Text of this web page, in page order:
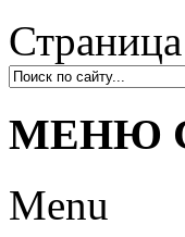
МЕНЮ
Menu